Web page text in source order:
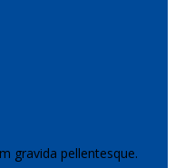
gravida pellentesque.